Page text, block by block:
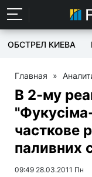
ОБСТРЕЛ КИЕВА
Главная »
В 2-му
часткове
паливних
09:49 28.03.2011 Пн